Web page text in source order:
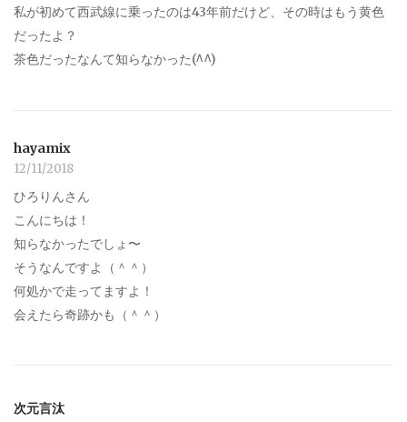
私が初めて西武線に乗ったのは43年前だけど、その時はもう黄色
だったよ？
茶色だったなんて知らなかった(^^)
hayamix
12/11/2018
ひろりんさん
こんにちは！
知らなかったでしょ〜
そうなんですよ（＾＾）
何処かで走ってますよ！
会えたら奇跡かも（＾＾）
次元言汰